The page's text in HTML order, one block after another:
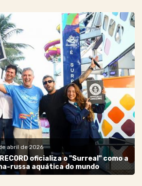
abril de 2026
RECORD oficializa o "Surreal" como a
russa aquática do mundo